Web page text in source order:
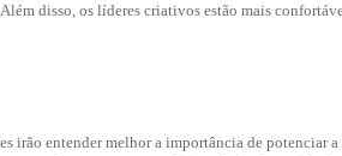
disso, os líderes criativos estão mais
irão entender melhor a importância de potenciar